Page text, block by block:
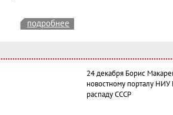
подробнее
24 декабря Борис
новостному порталу
распаду СССР